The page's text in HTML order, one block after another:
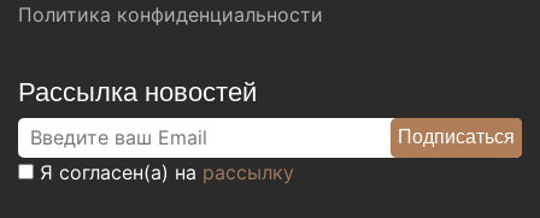
Политика конфиденциальности
Рассылка новостей
Я согласен(а) на рассылку